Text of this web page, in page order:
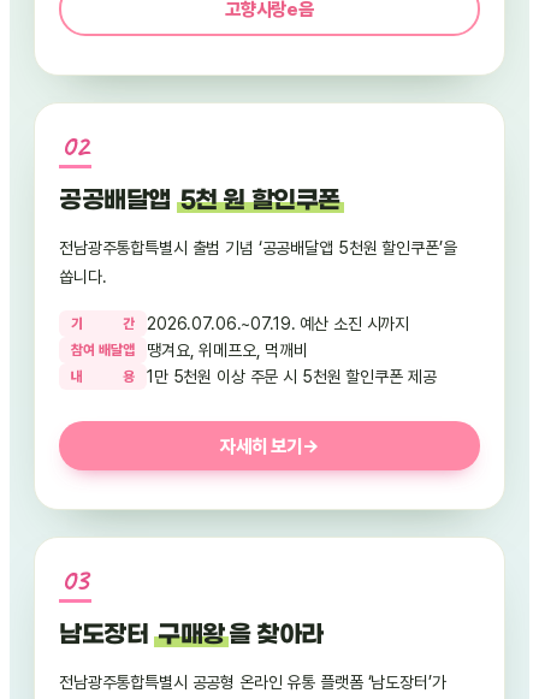
고향사랑e음
공공배달앱 5천 원 할인쿠폰
전남광주통합특별시 출범 기념 ‘공공배달앱 5천원 할인쿠폰’을
쏩니다.
기 간 2026.07.06.~07.19. 예산 소진 시까지
참여 배달앱 땡겨요, 위메프오, 먹깨비
내 용 1만 5천원 이상 주문 시 5천원 할인쿠폰 제공
자세히 보기→
남도장터 구매왕을 찾아라
전남광주통합특별시 공공형 온라인 유통 플랫폼 ‘남도장터’가